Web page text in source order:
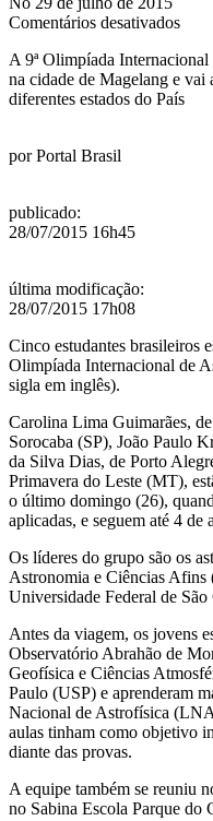
Comentários desativadosem
de
A 9ª Olimpíada
na cidade de Magelang e vai
diferentes estados do País
porPortal Brasil
publicado:
28/07/2015 16h45
última modificação:
28/07/2015 17h08
Cinco estudantes brasileiros
Olimpíada Internacional de
sigla em inglês).
Carolina Lima Guimarães,
Sorocaba (SP), João Paulo
da Silva Dias, de Porto
Primavera do Leste (MT),
o último domingo (26),
aplicadas, e seguem até 4 de
Os líderes do grupo são os
Astronomia e Ciências
Universidade Federal de
Antes da viagem, os jovens
Observatório Abrahão de
Geofísica e Ciências
Paulo (USP) e aprenderam
Nacional de Astrofísica
aulas tinham como objetivo
diante das provas.
A equipe também se reuniu
no Sabina Escola Parque do